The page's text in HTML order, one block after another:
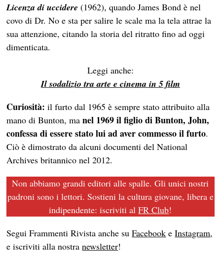
Licenza di uccidere (1962), quando James Bond è nel
covo di Dr. No e sta per salire le scale ma la tela attrae la
sua attenzione, citando la storia del ritratto fino ad oggi
dimenticata.
Leggi anche:
Il sodalizio tra arte e cinema in 5 film
Curiosità: il furto dal 1965 è sempre stato attribuito alla
mano di Bunton, manel 1969 il figlio di Bunton, John,
confessa di essere stato lui ad aver commesso il furto.
Ciò è dimostrato da alcuni documenti del National
Archives britannico nel 2012.
Non abbiamo grandi editori alle spalle. Gli unici nostri
padroni sono i lettori. Sostieni la cultura giovane, libera e
indipendente: iscriviti alFR Club!
Segui Frammenti Rivista anche suFacebook eInstagram,
e iscriviti alla nostranewsletter!